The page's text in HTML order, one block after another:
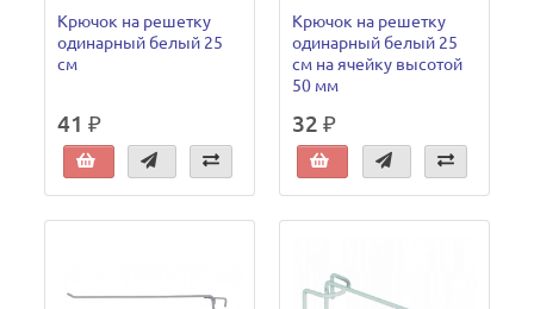
Крючок на решетку
одинарный белый 25
см
41 ₽
Крючок на решетку
одинарный белый 25
см на ячейку высотой
50 мм
32 ₽